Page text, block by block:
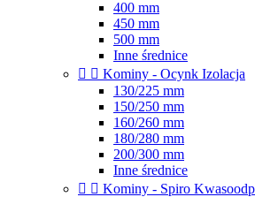
400 mm
450 mm
500 mm
Inne średnice
  Kominy - Ocynk Izolacja
130/225 mm
150/250 mm
160/260 mm
180/280 mm
200/300 mm
Inne średnice
  Kominy - Spiro